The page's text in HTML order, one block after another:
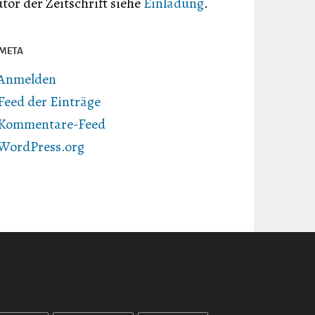
der Einträge
Feed